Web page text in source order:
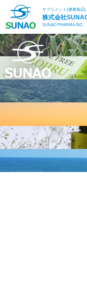
株式会社
サプリメント(健康食品)
SUNAO PHARMA INC.